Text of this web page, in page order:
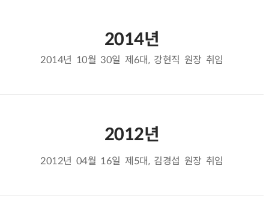
2014년
2014년 10월 30일 제6대, 강현직 원장 취임
2012년
2012년 04월 16일 제5대, 김경섭 원장 취임